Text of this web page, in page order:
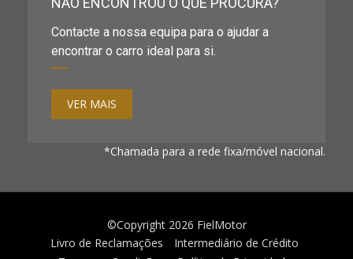
Contacte a nossa equipa para o ajudar a
encontrar o carro ideal para si.
VER MAIS
*Chamada para a rede fixa/móvel nacional.
©Copyright 2026 FielMotor
Livro de Reclamações
Intermediário de Crédito